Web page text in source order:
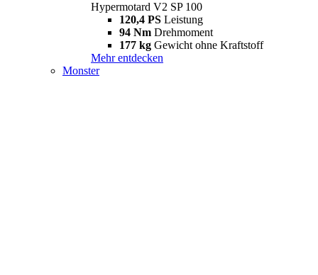
Hypermotard V2 SP 100
120,4 PS Leistung
94 Nm Drehmoment
177 kg Gewicht ohne Kraftstoff
Mehr entdecken
Monster